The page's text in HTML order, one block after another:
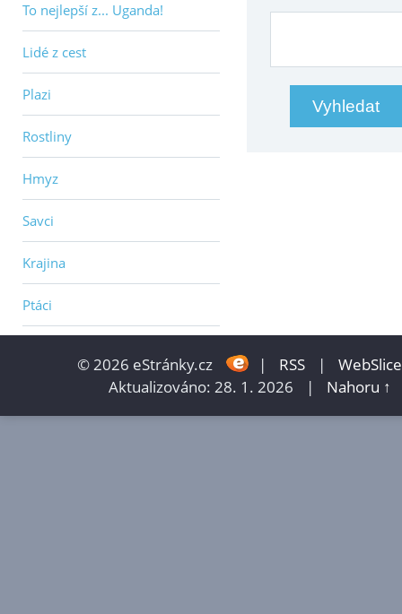
To nejlepší z... Uganda!
Lidé z cest
Plazi
Rostliny
Hmyz
Savci
Krajina
Ptáci
© 2026 eStránky.cz | RSS |
WebSlice
Aktualizováno: 28. 1. 2026
| Nahoru ↑